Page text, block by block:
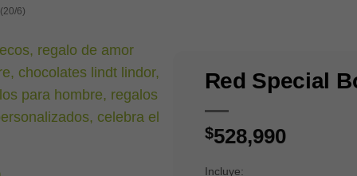
6)
Red Special
$528,990
Incluye: